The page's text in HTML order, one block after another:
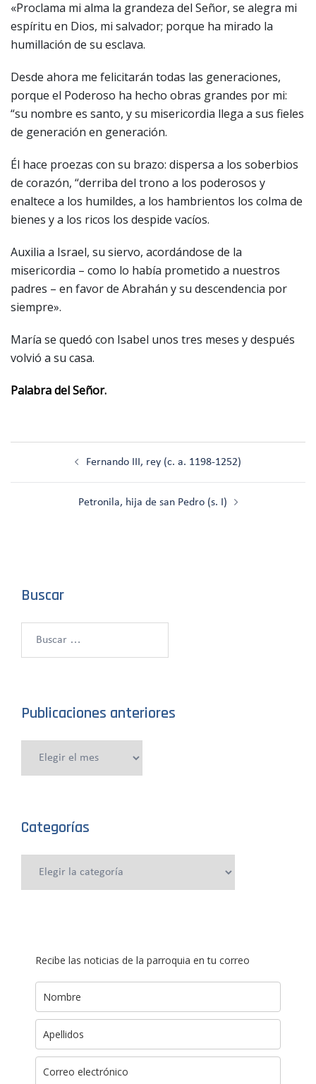
«Proclama mi alma la grandeza del Señor, se alegra mi
espíritu en Dios, mi salvador; porque ha mirado la
humillación de su esclava.
Desde ahora me felicitarán todas las generaciones,
porque el Poderoso ha hecho obras grandes por mi:
“su nombre es santo, y su misericordia llega a sus fieles
de generación en generación.
Él hace proezas con su brazo: dispersa a los soberbios
de corazón, “derriba del trono a los poderosos y
enaltece a los humildes, a los hambrientos los colma de
bienes y a los ricos los despide vacíos.
Auxilia a Israel, su siervo, acordándose de la
misericordia – como lo había prometido a nuestros
padres – en favor de Abrahán y su descendencia por
siempre».
María se quedó con Isabel unos tres meses y después
volvió a su casa.
Palabra del Señor.
Fernando III, rey (c. a. 1198-1252)
Petronila, hija de san Pedro (s. I)
Buscar
Publicaciones anteriores
Categorías
Recibe las noticias de la parroquia en tu correo